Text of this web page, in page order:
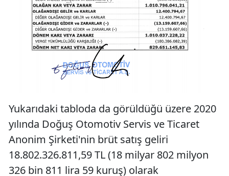
Yukarıdaki tabloda da görüldüğü üzere 2020
yılında Doğuş Otomotiv Servis ve Ticaret
Anonim Şirketi'nin brüt satış geliri
18.802.326.811,59 TL (18 milyar 802 milyon
326 bin 811 lira 59 kuruş) olarak